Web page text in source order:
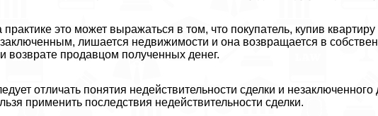
пpaктике это может выражаться в том, что покупатель, купив
лишается недвижимости и она возвращается в
возврате продавцом полученных денег.
отличать понятия недействительности сделки и
применить последствия недействительности сделки.